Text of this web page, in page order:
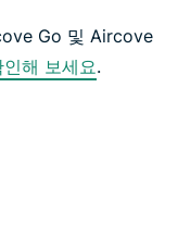
Go 및 Aircove
해 보세요.